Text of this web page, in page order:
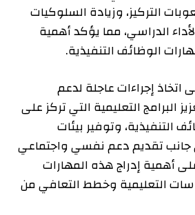
التركيز، وزيادة السلوكيات
الدراسي، مما يؤكد أهمية
الوظائف التنفيذية.
اتخاذ إجراءات عاجلة لدعم
البرامج التعليمية التي تركز على
التنفيذية، وتوفير بيئات
جانب تقديم دعم نفسي واجتماعي
أهمية إدراج هذه المهارات
التعليمية وخطط التعافي من